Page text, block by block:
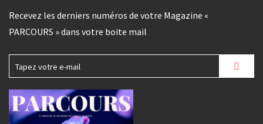
Recevez les derniers numéros de votre Magazine «
PARCOURS » dans votre boite mail